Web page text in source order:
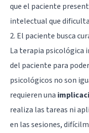
que el paciente
intelectual que
2. El paciente busca
La terapia
del paciente para
psicológicos no son
requieren una
realiza las tareas ni
en las sesiones,